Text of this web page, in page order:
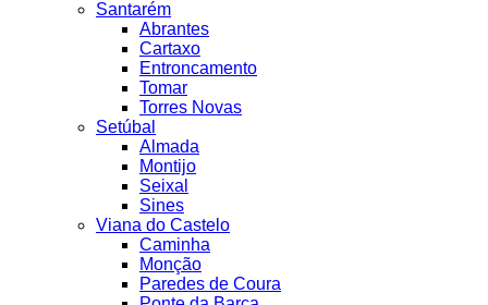
Santarém
Abrantes
Cartaxo
Entroncamento
Tomar
Torres Novas
Setúbal
Almada
Montijo
Seixal
Sines
Viana do Castelo
Caminha
Monção
Paredes de Coura